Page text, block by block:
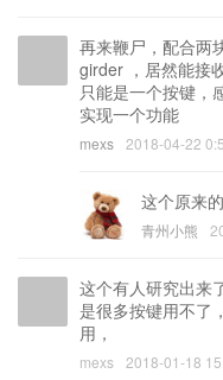
再来鞭尸，配合两
girder ，居然能接
只能是一个按键，
实现一个功能
mexs 2018-04-22
这个原来
青州小熊
这个有人研究出来
是很多按键用不了
用，
mexs 2018-01-18